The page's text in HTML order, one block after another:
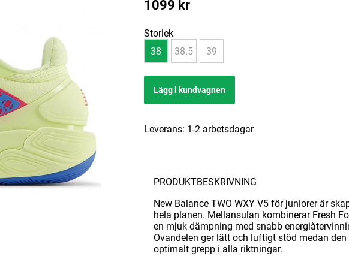
1099 kr
Storlek
38
38.5 39
Lägg i kundvagnen
Leverans: 1-2 arbetsdagar
PRODUKTBESKRIVNING
New Balance TWO WXY V5 för juniorer är
hela planen. Mellansulan kombinerar Fresh
en mjuk dämpning med snabb
Ovandelen ger lätt och luftigt stöd medan
optimalt grepp i alla riktningar.